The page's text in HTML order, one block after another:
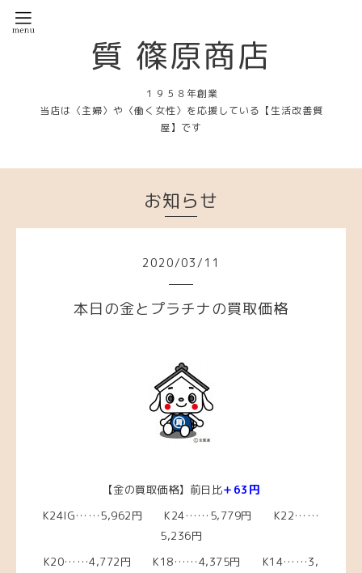
質 篠原商店
１９５８年創業
当店は〈主婦〉や〈働く女性〉を応援している【生活改善質
屋】です
お知らせ
2020/03/ 11
本日の金とプラチナの買取価格
【金の買取価格】前日比＋63円
K24IG……5,962円 K24……5,779円 K22……
5,236円
K20……4,772円 K18……4,375円 K14……3,